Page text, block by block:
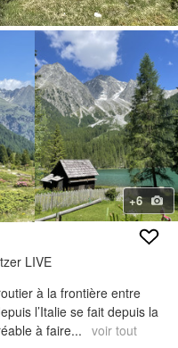
+6
LIVE
à la frontière entre
l’Italie se fait depuis la
à faire...
voir tout